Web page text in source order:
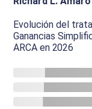
Evolución del
Ganancias
ARCA en 2026